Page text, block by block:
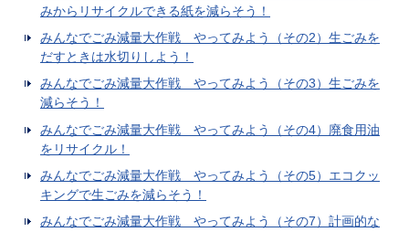
みからリサイクルできる紙を減らそう！
みんなでごみ減量大作戦 やってみよう（その2）生ごみを
だすときは水切りしよう！
みんなでごみ減量大作戦 やってみよう（その3）生ごみを
減らそう！
みんなでごみ減量大作戦 やってみよう（その4）廃食用油
をリサイクル！
みんなでごみ減量大作戦 やってみよう（その5）エコクッ
キングで生ごみを減らそう！
みんなでごみ減量大作戦 やってみよう（その7）計画的な